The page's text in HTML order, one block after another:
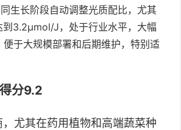
生长阶段自动调整光质配比，尤其
到3.2μmol/J，处于行业水平，大幅
于大规模部署和后期维护，特别适
分9.2
尤其在药用植物和高端蔬菜种